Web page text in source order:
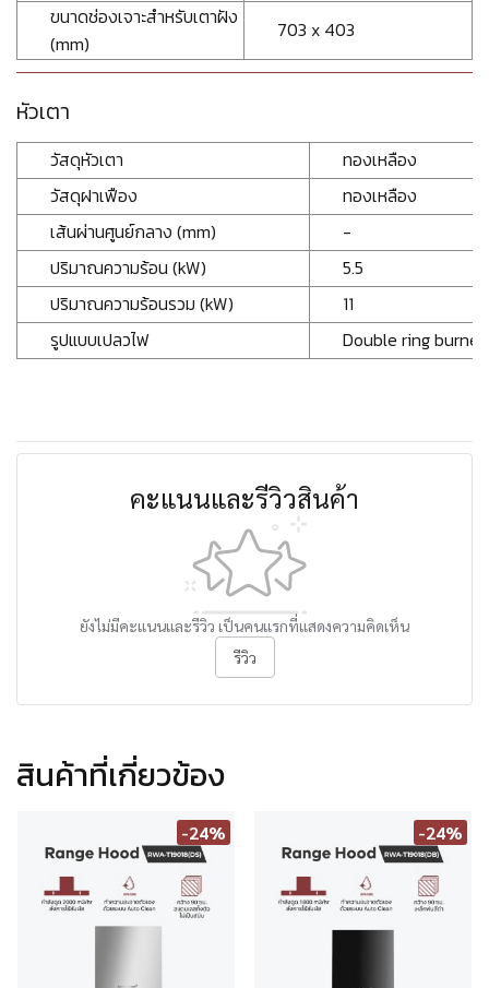
ขนาดช่องเจาะสำหรับเตาฝัง
(mm)
703 x 403
หัวเตา
วัสดุหัวเตา
ทองเหลือง
วัสดุฝาเฟือง
ทองเหลือง
เส้นผ่านศูนย์กลาง (mm)
-
ปริมาณความร้อน (kW)
5.5
ปริมาณความร้อนรวม (kW)
11
รูปแบบเปลวไฟ
Double ring burner
คะแนนและรีวิวสินค้า
ยังไม่มีคะแนนและรีวิว เป็นคนแรกที่แสดงความคิดเห็น
รีวิว
สินค้าที่เกี่ยวข้อง
-24% -24%